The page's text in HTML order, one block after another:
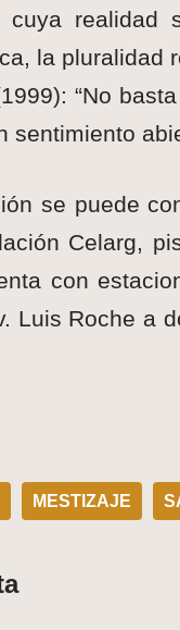
realidad
la pluralidad
“No
sentimiento
se puede
Celarg,
con
Luis Roche a
MESTIZAJE